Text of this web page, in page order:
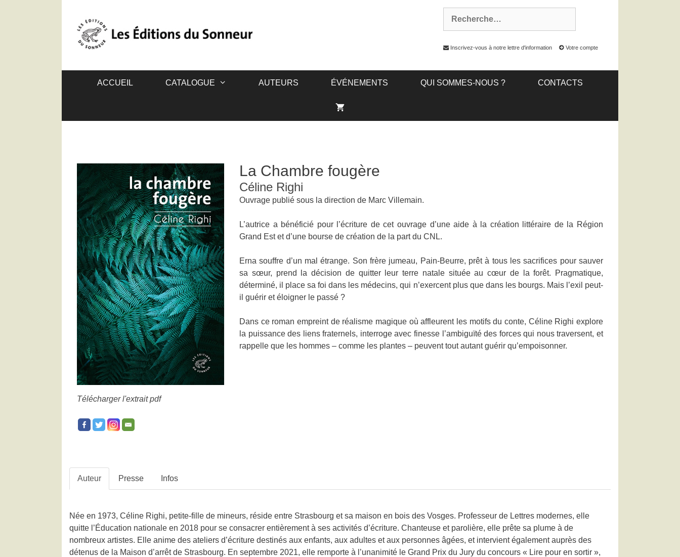
Inscrivez-vous à notre lettre d'information Votre compte
ACCUEIL CATALOGUE AUTEURS ÉVÉNEMENTS QUI SOMMES-NOUS ? CONTACTS
Télécharger l'extrait pdf
La Chambre fougère
Céline Righi
Ouvrage publié sous la direction de Marc Villemain.
L’autrice a bénéficié pour l’écriture de cet ouvrage d’une aide à la création littéraire de la Région
Grand Est et d’une bourse de création de la part du CNL.
Erna souffre d’un mal étrange. Son frère jumeau, Pain-Beurre, prêt à tous les sacrifices pour sauver
sa sœur, prend la décision de quitter leur terre natale située au cœur de la forêt. Pragmatique,
déterminé, il place sa foi dans les médecins, qui n’exercent plus que dans les bourgs. Mais l’exil peut-
il guérir et éloigner le passé ?
Dans ce roman empreint de réalisme magique où affleurent les motifs du conte, Céline Righi explore
la puissance des liens fraternels, interroge avec finesse l’ambiguïté des forces qui nous traversent, et
rappelle que les hommes – comme les plantes – peuvent tout autant guérir qu’empoisonner.
Auteur Presse Infos
Née en 1973, Céline Righi, petite-fille de mineurs, réside entre Strasbourg et sa maison en bois des Vosges. Professeur de Lettres modernes, elle
quitte l’Éducation nationale en 2018 pour se consacrer entièrement à ses activités d’écriture. Chanteuse et parolière, elle prête sa plume à de
nombreux artistes. Elle anime des ateliers d’écriture destinés aux enfants, aux adultes et aux personnes âgées, et intervient également auprès des
détenus de la Maison d’arrêt de Strasbourg. En septembre 2021, elle remporte à l’unanimité le Grand Prix du Jury du concours « Lire pour en sortir »,